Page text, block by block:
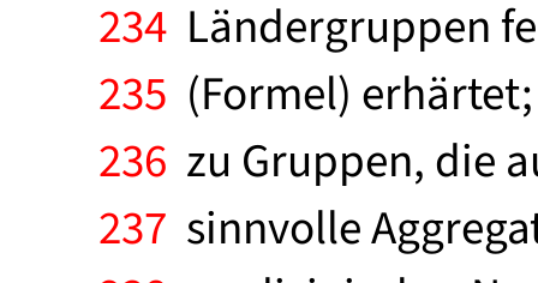
234 Ländergruppen
235 (Formel)
236 zu Gruppen, die
237 sinnvolle